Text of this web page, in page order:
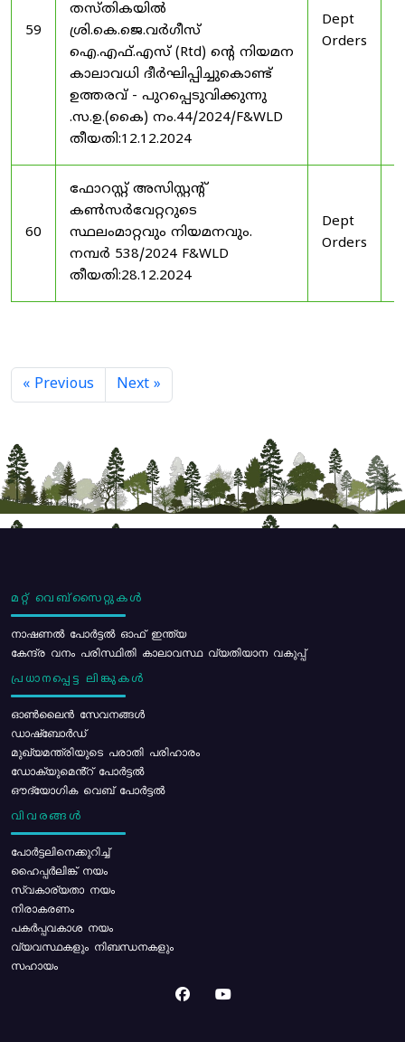
59
തസ്തികയിൽ
ശ്രി.കെ.ജെ.വർഗീസ്
ഐ.എഫ്.എസ് (Rtd) ന്റെ നിയമന
കാലാവധി ദീർഘിപ്പിച്ചുകൊണ്ട്
ഉത്തരവ് - പുറപ്പെടുവിക്കുന്നു
.സ.ഉ.(കൈ) നം.44/2024/F&WLD
തീയതി:12.12.2024
Dept
Orders
60
ഫോറസ്റ്റ് അസിസ്റ്റൻ്റ്
കൺസർവേറ്ററുടെ
സ്ഥലംമാറ്റവും നിയമനവും.
നമ്പർ 538/2024 F&WLD
തീയതി:28.12.2024
Dept
Orders
« Previous Next »
മറ്റ് വെബ്സൈറ്റുകൾ
നാഷണൽ പോർട്ടൽ ഓഫ് ഇന്ത്യ
കേന്ദ്ര വനം പരിസ്ഥിതി കാലാവസ്ഥ വ്യതിയാന വകുപ്പ്
പ്രധാനപ്പെട്ട ലിങ്കുകൾ
ഓൺലൈൻ സേവനങ്ങൾ
ഡാഷ്ബോർഡ്
മുഖ്യമന്ത്രിയുടെ പരാതി പരിഹാരം
ഡോക്യുമെൻ്റ് പോർട്ടൽ
ഔദ്യോഗിക വെബ് പോർട്ടൽ
വിവരങ്ങൾ
പോര്‍ട്ടലിനെക്കുറിച്ച്
ഹൈപ്പർലിങ്ക് നയം
സ്വകാര്യതാ നയം
നിരാകരണം
പകർപ്പവകാശ നയം
വ്യവസ്ഥകളും നിബന്ധനകളും
സഹായം